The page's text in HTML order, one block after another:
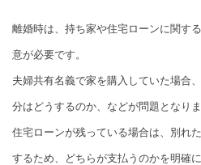
離婚時は、持ち家や住宅ローンに関す
意が必要です。
夫婦共有名義で家を購入していた場合
分はどうするのか、などが問題となりま
住宅ローンが残っている場合は、別れ
するため、どちらが支払うのかを明確